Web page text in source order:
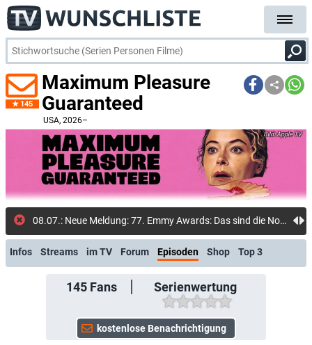
145
Maximum Pleasure
Guaranteed
USA, 2026–
Apple TV
08.07.: Neue Meldung: 77. Emmy Awards: Das sind die Nominierungen: HBO Max übertrumpft Netflix und starkes Apple TV
Infos Streams im TV Forum Episoden Shop Top 3
145Fans Serienwertung